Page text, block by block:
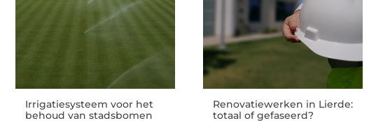
Irrigatiesysteem voor het
behoud van stadsbomen
Renovatiewerken in Lierde:
totaal of gefaseerd?